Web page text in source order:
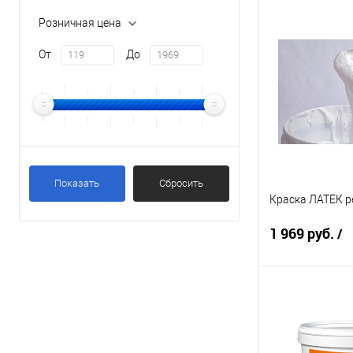
Розничная цена
От До
Показать Сбросить
Купить в 1
Элемент каталога:
ЛАТЕК Огне-
5 л
Краска ЛАТЕК
1 969 руб. /
Купить в 1